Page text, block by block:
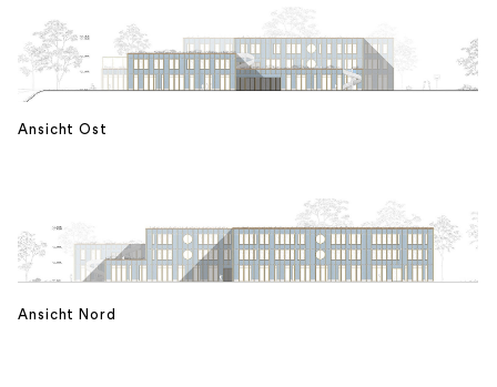
Ansicht Ost
Ansicht Nord